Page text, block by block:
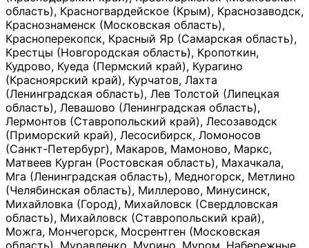
область), Красногвардейское (Крым), Краснозаводск,
Краснознаменск (Московская область),
Красноперекопск, Красный Яр (Самарская область),
Крестцы (Новгородская область), Кропоткин,
Кудрово, Куеда (Пермский край), Курагино
(Красноярский край), Курчатов, Лахта
(Ленинградская область), Лев Толстой (Липецкая
область), Левашово (Ленинградская область),
Лермонтов (Ставропольский край), Лесозаводск
(Приморский край), Лесосибирск, Ломоносов
(Санкт-Петербург), Макаров, Мамоново, Маркс,
Матвеев Курган (Ростовская область), Махачкала,
Мга (Ленинградская область), Медногорск, Метлино
(Челябинская область), Миллерово, Минусинск,
Михайловка (Город), Михайловск (Свердловская
область), Михайловск (Ставропольский край),
Можга, Мончегорск, Мосрентген (Московская
область), Муравленко, Мурино, Муром, Набережные